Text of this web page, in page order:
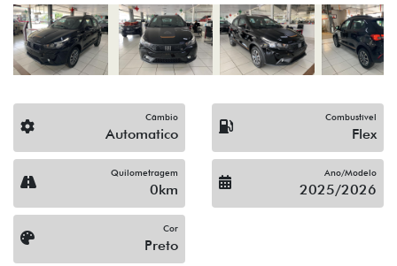
Câmbio
Automatico
Combustível
Flex
Quilometragem
0km
Ano/Modelo
2025/2026
Cor
Preto